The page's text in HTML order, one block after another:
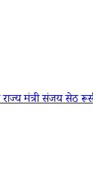
राज्य मंत्री संजय सेठ